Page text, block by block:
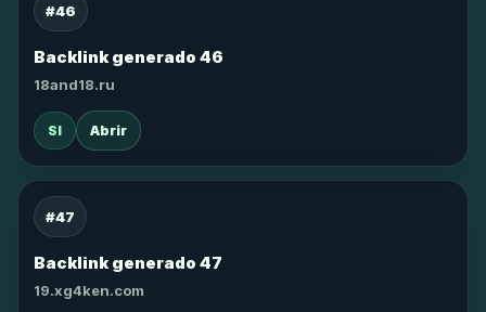
#46
Backlink generado 46
18and18.ru
SI Abrir
#47
Backlink generado 47
19.xg4ken.com